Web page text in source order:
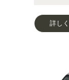
詳し